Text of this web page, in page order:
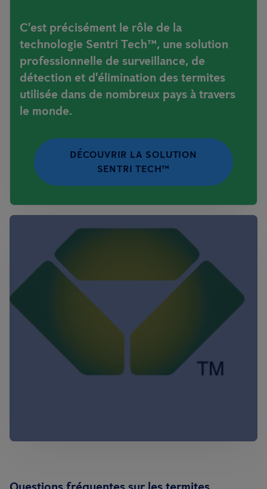
C'est précisément le rôle de la
technologie Sentri Tech™, une solution
professionnelle de surveillance, de
détection et d'élimination des termites
utilisée dans de nombreux pays à travers
le monde.
DÉCOUVRIR LA SOLUTION
SENTRI TECH™